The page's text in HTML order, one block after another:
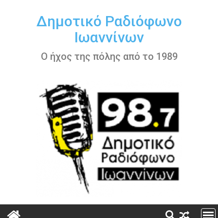
περιεχόμενοΔημοτικό Ραδιόφωνο
Ιωαννίνων
Ο ήχος της πόλης από το 1989